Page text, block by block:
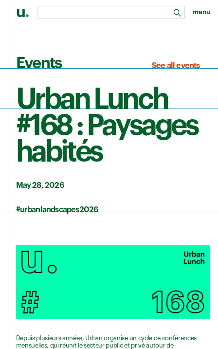
u. search
menu
Events See all events
Urban Lunch
#168 : Paysages
habités
May 28, 2026
#urbanlandscapes2026
Depuis plusieurs années, Urban organise un cycle de conférences
mensuelles, qui réunit le secteur public et privé autour de